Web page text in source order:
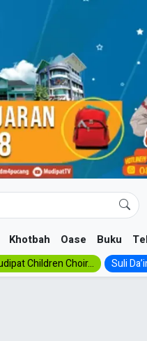
Khotbah Oase Buku
Children Choir... Suli